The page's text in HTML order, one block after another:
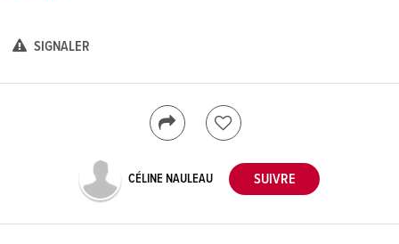
SIGNALER
CÉLINE NAULEAU